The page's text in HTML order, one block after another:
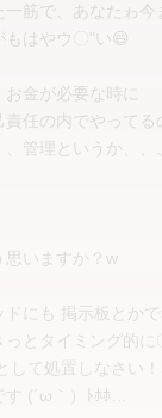
筋で、あなたゎ今
もはやウ〇"い😄
金が必要な時に
任の内でやってる
、管理というか、、、
思いますか？w
ドにも 掲示板とか
っとタイミング的に
して処置しなさい
(´ω｀）ﾄﾎﾎ…